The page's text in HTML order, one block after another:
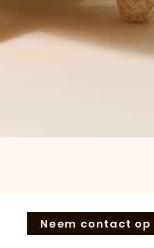
Neem contact op